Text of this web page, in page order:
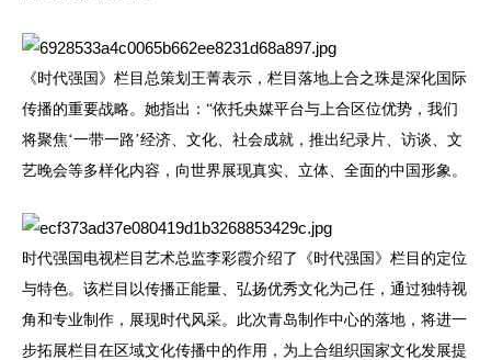
《时代强国》栏目总策划王菁表示，栏目落地上合之珠是深化国际
传播的重要战略。她指出： “依托央媒平台与上合区位优势，我们
将聚焦‘一带一路’经济、文化、社会成就，推出纪录片、访谈、文
艺晚会等多样化内容，向世界展现真实、立体、全面的中国形象。
时代强国电视栏目艺术总监李彩霞介绍了《时代强国》栏目的定位
与特色。该栏目以传播正能量、弘扬优秀文化为己任，通过独特视
角和专业制作，展现时代风采。此次青岛制作中心的落地，将进一
步拓展栏目在区域文化传播中的作用，为上合组织国家文化发展提